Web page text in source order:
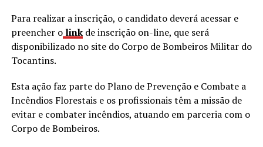
Para realizar a inscrição, o candidato deverá acessar e
preencher o linkde inscrição on-line, que será
disponibilizado no site do Corpo de Bombeiros Militar do
Tocantins.
Esta ação faz parte do Plano de Prevenção e Combate a
Incêndios Florestais e os profissionais têm a missão de
evitar e combater incêndios, atuando em parceria com o
Corpo de Bombeiros.